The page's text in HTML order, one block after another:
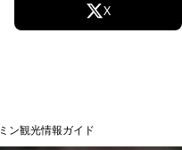
X
ン観光情報ガイド